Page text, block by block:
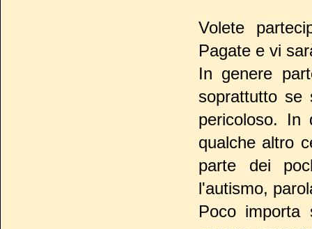
Volete
Pagate e vi
In genere
soprattutto se
pericoloso. In
qualche altro
parte dei
l'autismo,
Poco importa